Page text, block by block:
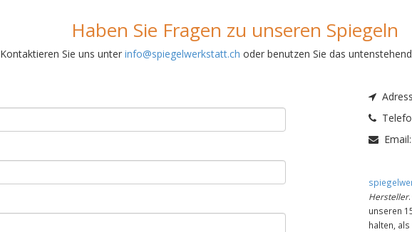
Haben Sie Fragen zu unseren Spiegeln
Kontaktieren Sie uns unter info@spiegelwerkstatt.ch oder benutzen Sie das
Email:
Hersteller
unseren
halten,